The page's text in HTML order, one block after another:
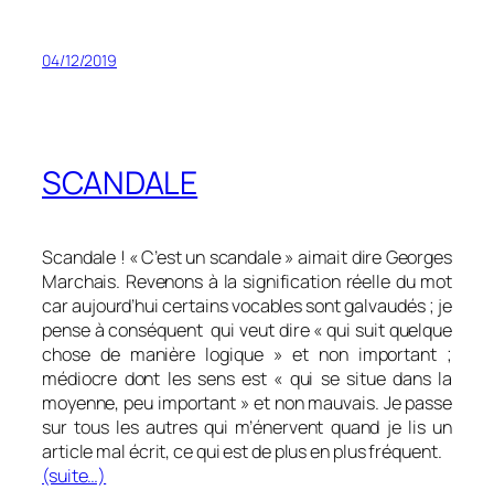
04/12/2019
SCANDALE
Scandale ! « C’est un scandale » aimait dire Georges
Marchais. Revenons à la signification réelle du mot
car aujourd’hui certains vocables sont galvaudés ; je
pense à conséquent qui veut dire « qui suit quelque
chose de manière logique » et non important ;
médiocre dont les sens est « qui se situe dans la
moyenne, peu important » et non mauvais. Je passe
sur tous les autres qui m’énervent quand je lis un
article mal écrit, ce qui est de plus en plus fréquent.
(suite…)